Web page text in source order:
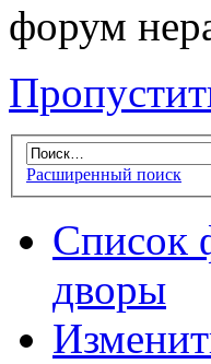
форум
Расширенный поиск
Список
дворы